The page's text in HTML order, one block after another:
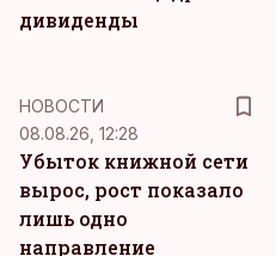
дивиденды
НОВОСТИ
08.08.26, 12:28
Убыток книжной сети
вырос, рост показало
лишь одно
направление